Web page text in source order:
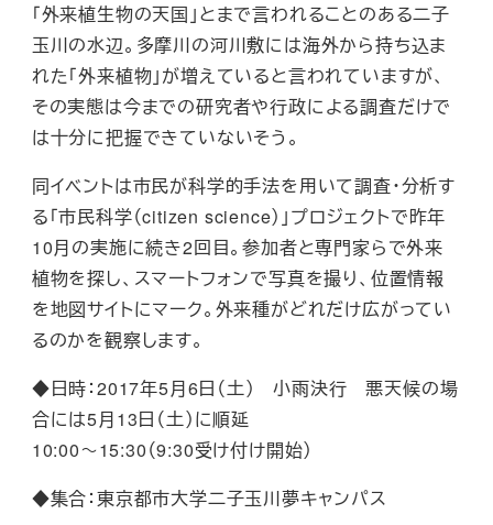
「外来植生物の天国」とまで言われることのある二子
玉川の水辺。多摩川の河川敷には海外から持ち込ま
れた「外来植物」が増えていると言われていますが、
その実態は今までの研究者や行政による調査だけで
は十分に把握できていないそう。
同イベントは市民が科学的手法を用いて調査・分析す
る「市民科学（citizen science）」プロジェクトで昨年
10月の実施に続き2回目。参加者と専門家らで外来
植物を探し、スマートフォンで写真を撮り、位置情報
を地図サイトにマーク。外来種がどれだけ広がってい
るのかを観察します。
◆日時：2017年5月6日（土） 小雨決行 悪天候の場
合には5月13日（土）に順延
10:00～15:30（9:30受け付け開始）
◆集合：東京都市大学二子玉川夢キャンパス